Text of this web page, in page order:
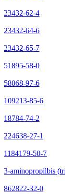
23432-62-4
23432-64-6
23432-65-7
51895-58-0
58068-97-6
109213-85-6
18784-74-2
224638-27-1
1184179-50-7
3-aminopropilbis
862822-32-0